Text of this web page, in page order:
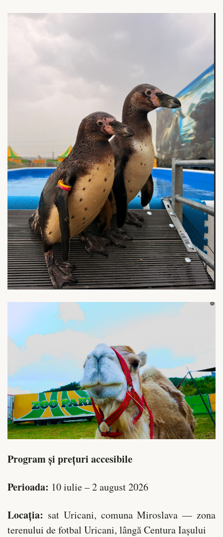
Program și prețuri accesibile
Perioada: 10 iulie – 2 august 2026
Locația: sat Uricani, comuna Miroslava — zona
terenului de fotbal Uricani, lângă Centura Iașului